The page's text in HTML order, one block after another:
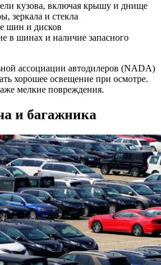
кузова, включая крышу и днище
зеркала и стекла
шин и дисков
в шинах и наличие запасного
ассоциации автодилеров (NADA)
хорошее освещение при осмотре.
мелкие повреждения.
и багажника